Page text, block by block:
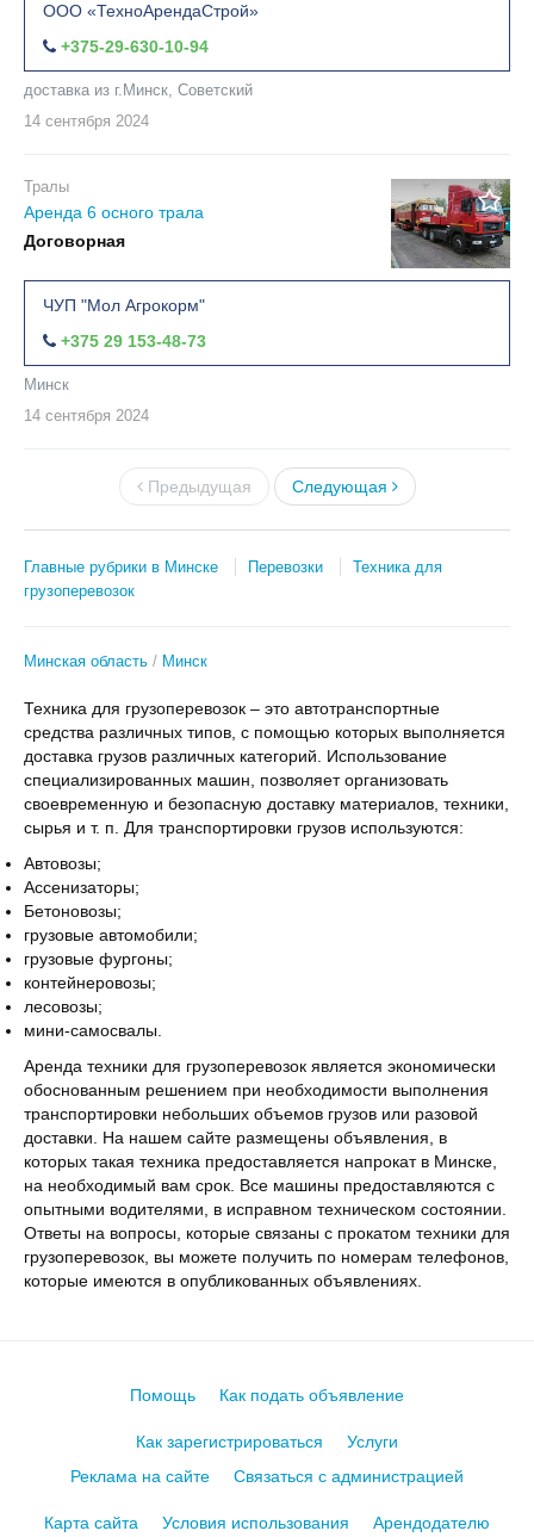
ООО «ТехноАрендаСтрой»
+375-29-630-10-94
доставка из г.Минск, Советский
14 сентября 2024
Тралы
Аренда 6 осного трала
Договорная
ЧУП "Мол Агрокорм"
+375 29 153-48-73
Минск
14 сентября 2024
Предыдущая Следующая
Главные рубрики в Минске Перевозки
Техника для
грузоперевозок
Минская область Минск
Техника для грузоперевозок – это автотранспортные
средства различных типов, с помощью которых выполняется
доставка грузов различных категорий. Использование
специализированных машин, позволяет организовать
своевременную и безопасную доставку материалов, техники,
сырья и т. п. Для транспортировки грузов используются:
Автовозы;
Ассенизаторы;
Бетоновозы;
грузовые автомобили;
грузовые фургоны;
контейнеровозы;
лесовозы;
мини-самосвалы.
Аренда техники для грузоперевозок является экономически
обоснованным решением при необходимости выполнения
транспортировки небольших объемов грузов или разовой
доставки. На нашем сайте размещены объявления, в
которых такая техника предоставляется напрокат в Минске,
на необходимый вам срок. Все машины предоставляются с
опытными водителями, в исправном техническом состоянии.
Ответы на вопросы, которые связаны с прокатом техники для
грузоперевозок, вы можете получить по номерам телефонов,
которые имеются в опубликованных объявлениях.
Помощь Как подать объявление
Как зарегистрироваться
Услуги
Реклама на сайте
Связаться с администрацией
Карта сайта Условия использования Арендодателю